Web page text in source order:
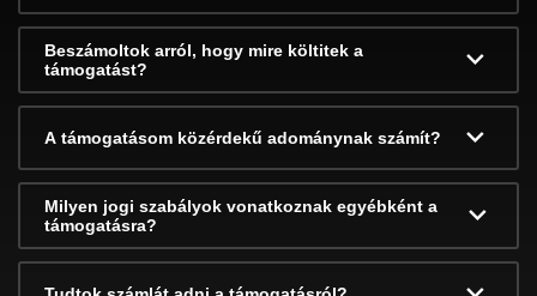
Beszámoltok arról, hogy mire költitek a
támogatást?
A támogatásom közérdekű adománynak számít?
Milyen jogi szabályok vonatkoznak egyébként a
támogatásra?